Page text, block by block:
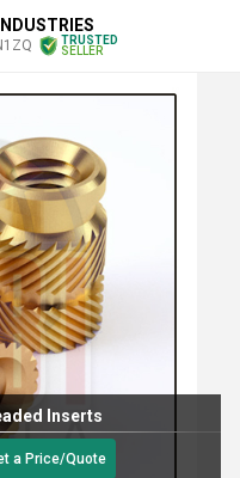
TRUSTED
SELLER
Inserts
a Price/Quote